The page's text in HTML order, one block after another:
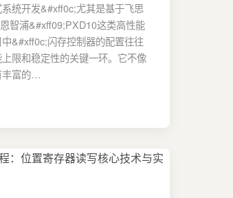
统开发&#xff0c;尤其是基于飞思
智浦&#xff09;PXD10这类高性能
&#xff0c;闪存控制器的配置往往
限和稳定性的关键一环。它不像
丰富的…